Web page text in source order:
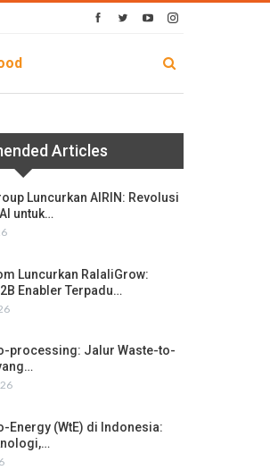
Articles
Luncurkan AIRIN: Revolusi
untuk…
Luncurkan RalaliGrow:
Enabler Terpadu…
processing: Jalur Waste-to-
Energy (WtE) di Indonesia: